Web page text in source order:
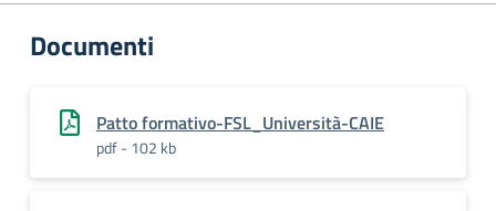
Documenti
Patto formativo-FSL_Università-CAIE
pdf - 102 kb